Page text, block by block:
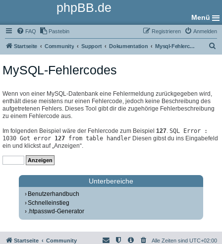
phpBB.de
Menü
FAQ Pastebin Anmelden
Registrieren
Startseite Community Support Dokumentation Mysql-Fehlercodes
MySQL-Fehlercodes
Wenn von einer MySQL-Datenbank eine Fehlermeldung zurückgegeben wird,
enthält diese meistens nur einen Fehlercode, jedoch keine Beschreibung des
aufgetretenen Fehlers. Dieses Tool gibt dir die zugehörige Fehlerbeschreibung
zu einem Fehlercode aus.
Im folgenden Beispiel wäre der Fehlercode zum Beispiel 127. SQL Error :
1030 Got error 127 from table handler Diesen gibst du ins Eingabefeld
ein und klickst auf „Anzeigen“.
Unterbereiche
Benutzerhandbuch
Schnelleinstieg
.htpasswd-Generator
Startseite Community Alle Zeiten sind UTC+02:00